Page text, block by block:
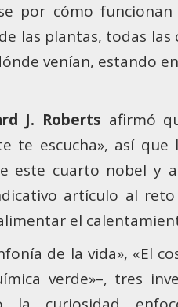
por cómo funcionan
las plantas, todas las
venían, estando
J. Roberts afirmó
te escucha», así que
este cuarto nobel y
artículo al
el
de la vida», «El
verde»–, tres